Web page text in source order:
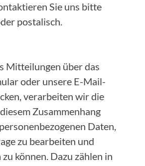
Sie uns bitte
postalisch.
Mitteilungen über das
oder unsere E-Mail-
verarbeiten wir die
Zusammenhang
Daten,
zu bearbeiten und
können. Dazu zählen in